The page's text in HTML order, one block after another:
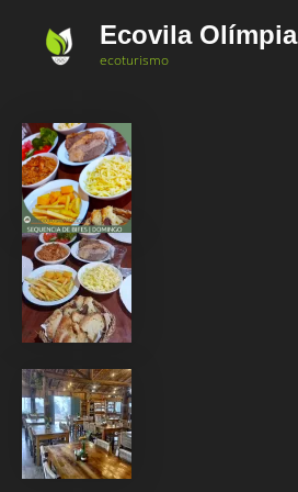
Ecovila Olímpia
ecoturismo